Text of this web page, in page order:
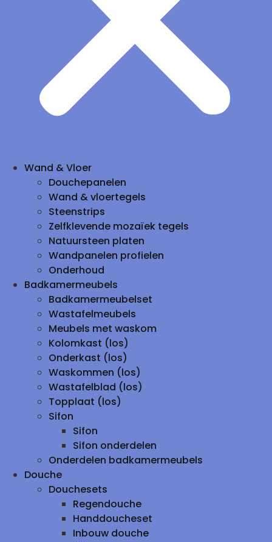
Wand & Vloer
Douchepanelen
Wand & vloertegels
Steenstrips
Zelfklevende mozaïek tegels
Natuursteen platen
Wandpanelen profielen
Onderhoud
Badkamermeubels
Badkamermeubelset
Wastafelmeubels
Meubels met waskom
Kolomkast (los)
Onderkast (los)
Waskommen (los)
Wastafelblad (los)
Topplaat (los)
Sifon
Sifon
Sifon onderdelen
Onderdelen badkamermeubels
Douche
Douchesets
Regendouche
Handdoucheset
Inbouw douche